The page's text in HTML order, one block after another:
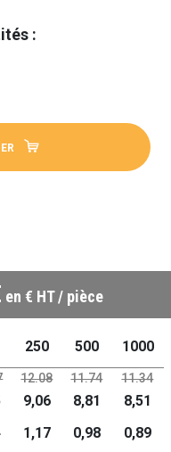
:
en € HT / pièce
250 500 1000
12.08 11.74 11.34
9,06 8,81
8,51
1,17 0,98 0,89